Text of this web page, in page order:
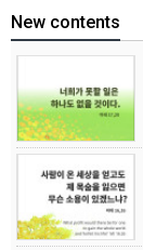
New contents